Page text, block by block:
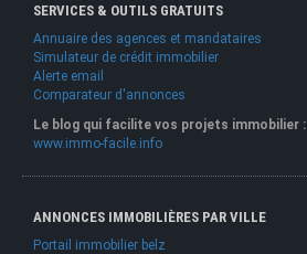
SERVICES & OUTILS GRATUITS
Annuaire des agences et mandataires
Simulateur de crédit immobilier
Alerte email
Comparateur d'annonces
Le blog qui facilite vos projets immobilier :
www.immo-facile.info
ANNONCES IMMOBILIÈRES PAR VILLE
Portail immobilier belz